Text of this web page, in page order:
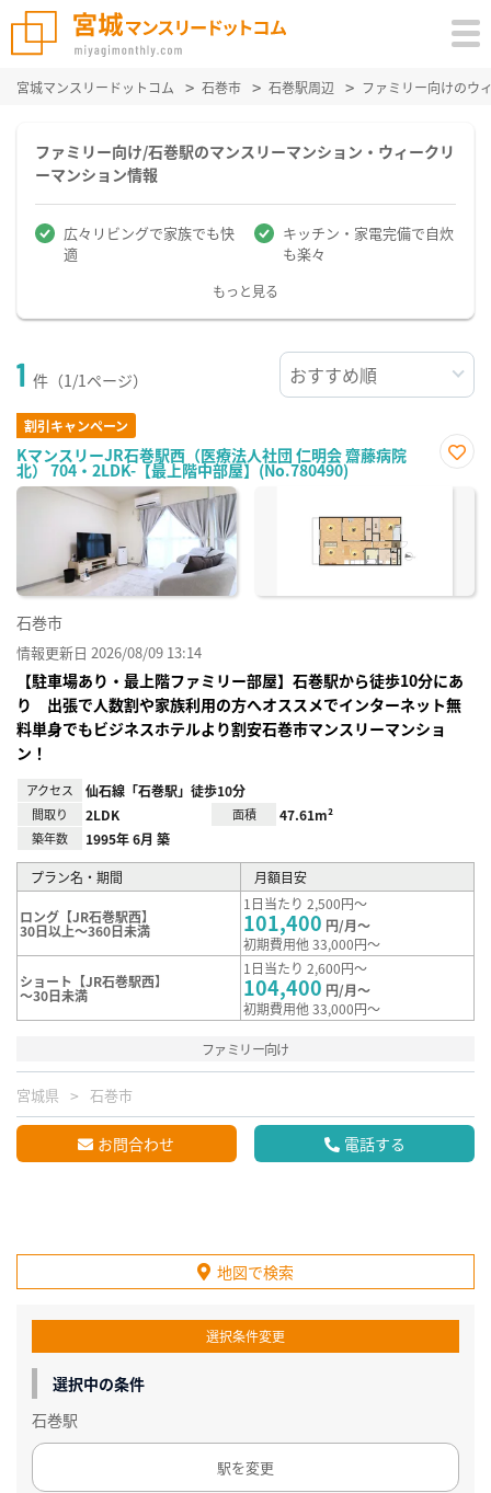
宮城マンスリードットコム 石巻市 石巻駅周辺 ファミリー向けのウ
ファミリー向け/石巻駅のマンスリーマンション・ウィークリ
ーマンション情報
広々リビングで家族でも快
適
キッチン・家電完備で自炊
も楽々
もっと見る
1 件（1/1ページ）
割引キャンペーン
KマンスリーJR石巻駅西（医療法人社団 仁明会 齋藤病院
北） 704・2LDK-【最上階中部屋】(No.780490)
に入
石巻市
情報更新日 2026/08/09 13:14
【駐車場あり・最上階ファミリー部屋】石巻駅から徒歩10分にあ
り 出張で人数割や家族利用の方へオススメでインターネット無
料単身でもビジネスホテルより割安石巻市マンスリーマンショ
ン！
アクセス 仙石線「石巻駅」徒歩10分
間取り 2LDK 面積 47.61m²
築年数 1995年 6月 築
プラン名・期間 月額目安
ロング【JR石巻駅西】
30日以上～360日未満
1日当たり 2,500円～
101,400 円/月～
初期費用他 33,000円～
ショート【JR石巻駅西】
～30日未満
1日当たり 2,600円～
104,400 円/月～
初期費用他 33,000円～
ファミリー向け
宮城県 石巻市
お問合わせ 電話する
地図で検索
選択条件変更
選択中の条件
石巻駅
駅を変更